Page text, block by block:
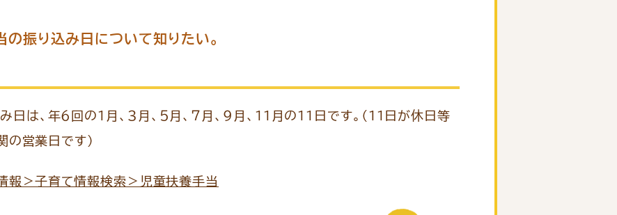
の振り込み日について知りたい。
は、年６回の１月、３月、５月、７月、９月、１１月の１１日です。（１１日が休日等
営業日です）
報＞子育て情報検索＞児童扶養手当